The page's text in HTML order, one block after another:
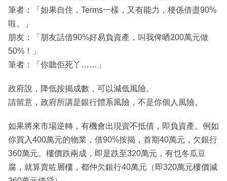
筆者：「如果自住，Terms一樣，又有能力，梗係借盡90%
啦。」
朋友：「朋友話借90%好易負資產，叫我俾晒200萬元做
50%！」
筆者：「你聽佢死丫……」
政府說，降低按揭成數，可以減低風險。
請留意，政府所講是銀行體系風險，不是你個人風險。
如果將來市場逆轉，有機會出現資不抵債，即負資產。例如
你買入400萬元的物業，借90%按揭，首期40萬元，欠銀行
360萬元。樓價跌兩成，即是跌至320萬元，有乜冬瓜豆
腐，就算賣咗層樓，都仲欠銀行40萬元（即320萬元樓價減